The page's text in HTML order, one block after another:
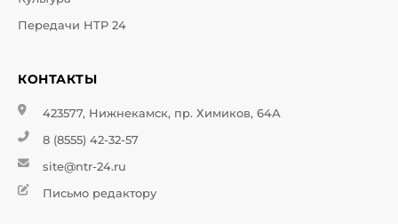
Передачи НТР 24
КОНТАКТЫ
423577, Нижнекамск, пр. Химиков, 64А
8 (8555) 42-32-57
site@ntr-24.ru
Письмо редактору